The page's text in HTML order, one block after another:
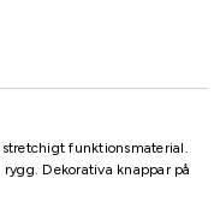
funktionsmaterial.
Dekorativa knappar på